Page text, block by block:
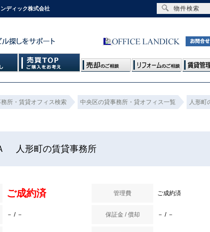
ディック株式会社
所・賃貸オフィス検索 中央区の貸事務所・貸オフィス一覧 人形町
人形町の賃貸事務所
ご成約済 管理費 ご成約済
－ / － 保証金 / 償却 － / －
物件検索